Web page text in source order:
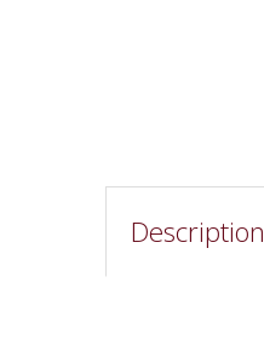
Description